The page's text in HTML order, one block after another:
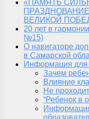
«ПАМЯТЬ
ВЕЛИКОЙ
20 лет в
№15)
О навигаторе
в Самарской
Информация для
Зачем
Влияние
Не
“Ребенок в